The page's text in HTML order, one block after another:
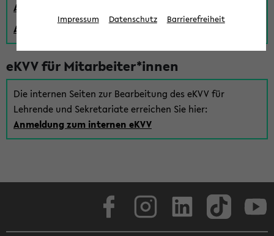
Anmeldung über einen vorhandenen Gastzugang
Anlegen eines neuen Gastzugangs
eKVV für Mitarbeiter*innen
Die internen Seiten zur Bearbeitung des eKVV für
Lehrende und Sekretariate erreichen Sie hier:
Anmeldung zum internen eKVV
Impressum Datenschutz Barrierefreiheit